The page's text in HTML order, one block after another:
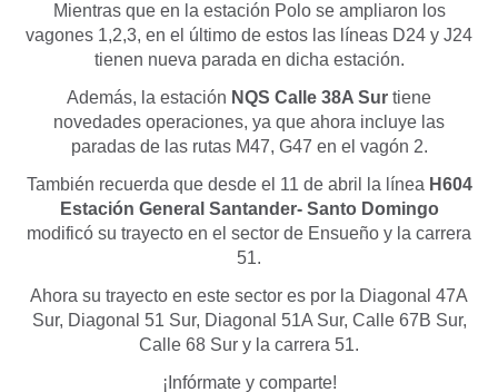
Mientras que en la estación Polo se ampliaron los
vagones 1,2,3, en el último de estos las líneas D24 y J24
tienen nueva parada en dicha estación.
Además, la estación NQS Calle 38A Sur tiene
novedades operaciones, ya que ahora incluye las
paradas de las rutas M47, G47 en el vagón 2.
También recuerda que desde el 11 de abril la línea H604
Estación General Santander- Santo Domingo
modificó su trayecto en el sector de Ensueño y la carrera
51.
Ahora su trayecto en este sector es por la Diagonal 47A
Sur, Diagonal 51 Sur, Diagonal 51A Sur, Calle 67B Sur,
Calle 68 Sur y la carrera 51.
¡Infórmate y comparte!